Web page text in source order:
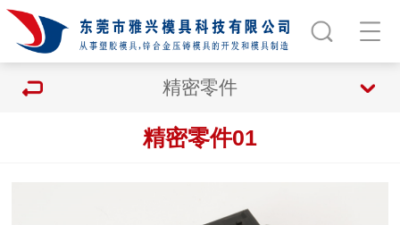
精密零件
精密零件01